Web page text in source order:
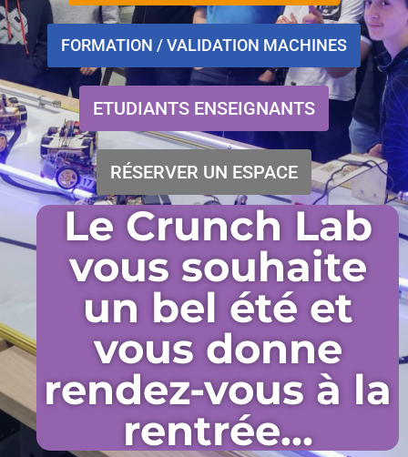
FORMATION / VALIDATION MACHINES
ETUDIANTS ENSEIGNANTS
RÉSERVER UN ESPACE
Le Crunch Lab
vous souhaite
un bel été et
vous donne
rendez-vous à la
rentrée...